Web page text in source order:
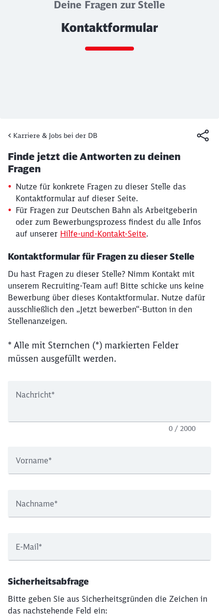
Deine Fragen zur Stelle
Kontaktformular
Ende des Sliders
Karriere & Jobs bei der DB
19. März 2026, 15:30 Uhr
Artikel:
Kontaktformular
Finde jetzt die Antworten zu deinen
Fragen
Nutze für konkrete Fragen zu dieser Stelle das
Kontaktformular auf dieser Seite.
Für Fragen zur Deutschen Bahn als Arbeitgeberin
oder zum Bewerbungsprozess findest du alle Infos
auf unserer Hilfe-und-Kontakt-Seite.
Kontaktformular für Fragen zu dieser Stelle
Du hast Fragen zu dieser Stelle? Nimm Kontakt mit
unserem Recruiting-Team auf! Bitte schicke uns keine
Bewerbung über dieses Kontaktformular. Nutze dafür
ausschließlich den „Jetzt bewerben“-Button in den
Stellenanzeigen.
* Alle mit Sternchen (*) markierten Felder
müssen ausgefüllt werden.
Nachricht*
0 / 2000
Vorname*
Nachname*
E-Mail*
Sicherheitsabfrage
Bitte geben Sie aus Sicherheitsgründen die Zeichen in
das nachstehende Feld ein: